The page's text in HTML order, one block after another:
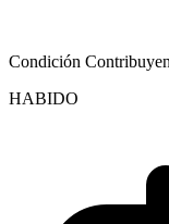
Condición
HABIDO